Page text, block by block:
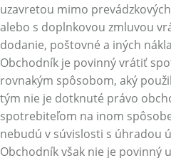
uzavretou mimo
alebo s doplnkovou zmluvou
dodanie, poštovné a iných
Obchodník je povinný vrátiť
rovnakým spôsobom, aký
tým nie je dotknuté právo
spotrebiteľom na inom
nebudú v súvislosti s úhradou
Obchodník však nie je povinný